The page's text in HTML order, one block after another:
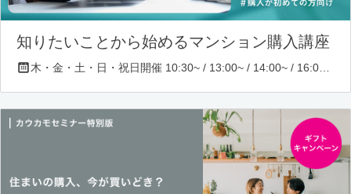
知りたいことから始めるマンション購入講座